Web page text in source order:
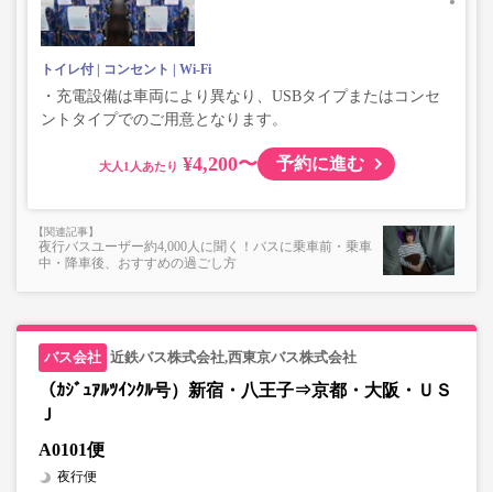
トイレ付 コンセント Wi-Fi
・充電設備は車両により異なり、USBタイプまたはコンセ
ントタイプでのご用意となります。
大人 ¥4,200〜 予約に進む
夜行バスユーザー約4,000人に聞く！バスに乗車前・乗車
中・降車後、おすすめの過ごし方
近鉄バス株式会社,西東京バス株式会社
（ｶｼﾞｭｱﾙﾂｲﾝｸﾙ号）新宿・八王子⇒京都・大阪・ＵＳ
Ｊ
A0101便
夜行便